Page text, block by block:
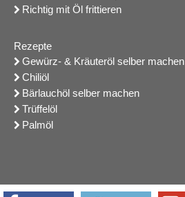
Richtig mit Öl frittieren
Rezepte
Gewürz- & Kräuteröl selber machen
Chiliöl
Bärlauchöl selber machen
Trüffelöl
Palmöl